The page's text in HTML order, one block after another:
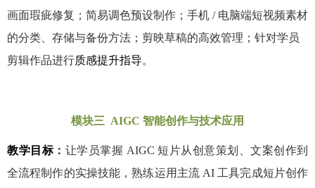
画面瑕疵修复；简易调色预设制作；手机 / 电脑端短视频素材
的分类、存储与备份方法；剪映草稿的高效管理；针对学员
剪辑作品进行质感提升指导。
模块三 AIGC 智能创作与技术应用
教学目标： 让学员掌握 AIGC 短片从创意策划、文案创作到
全流程制作的实操技能，熟练运用主流 AI 工具完成短片创作